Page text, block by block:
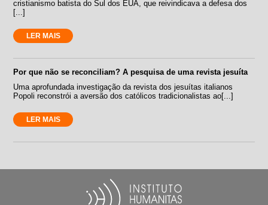
cristianismo batista do Sul dos EUA, que reivindicava a defesa dos
[...]
LER MAIS
Por que não se reconciliam? A pesquisa de uma revista jesuíta
Uma aprofundada investigação da revista dos jesuítas italianos
Popoli reconstrói a aversão dos católicos tradicionalistas ao[...]
LER MAIS